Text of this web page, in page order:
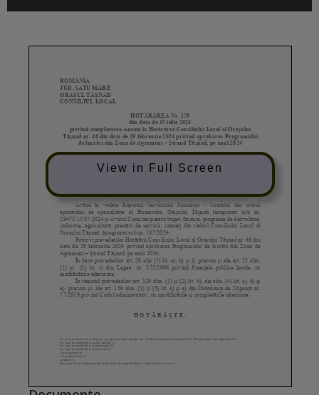
View in Full Screen